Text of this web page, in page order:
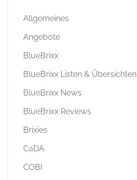
Allgemeines
Angebote
BlueBrixx
BlueBrixx Listen & Übersichten
BlueBrixx News
BlueBrixx Reviews
Brixies
CaDA
COBI